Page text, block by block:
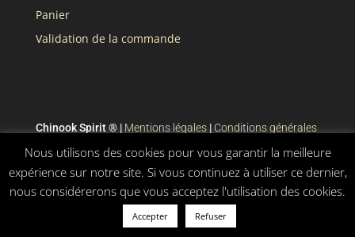
Panier
Validation de la commande
Chinook Spirit ® | Mentions légales| Conditions générales
de vente
Nous utilisons des cookies pour vous garantir la meilleure
expérience sur notre site. Si vous continuez à utiliser ce dernier,
nous considérerons que vous acceptez l'utilisation des cookies.
Accepter Refuser